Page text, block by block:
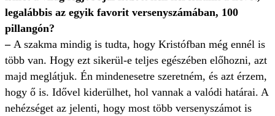
legalábbis az egyik favorit versenyszámában, 100
pillangón?
– A szakma mindig is tudta, hogy Kristófban még ennél is
több van. Hogy ezt sikerül-e teljes egészében előhozni, azt
majd meglátjuk. Én mindenesetre szeretném, és azt érzem,
hogy ő is. Idővel kiderülhet, hol vannak a valódi határai. A
nehézséget az jelenti, hogy most több versenyszámot is